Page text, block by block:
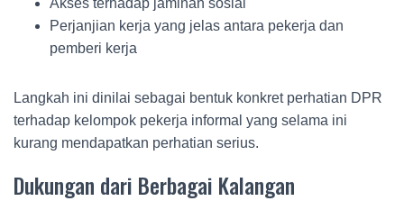
Perjanjian kerja yang jelas antara pekerja dan
pemberi kerja
Langkah ini dinilai sebagai bentuk konkret perhatian DPR
terhadap kelompok pekerja informal yang selama ini
kurang mendapatkan perhatian serius.
Dukungan dari Berbagai Kalangan